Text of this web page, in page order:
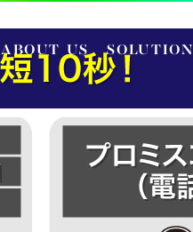
ABOUT US SOLUTION